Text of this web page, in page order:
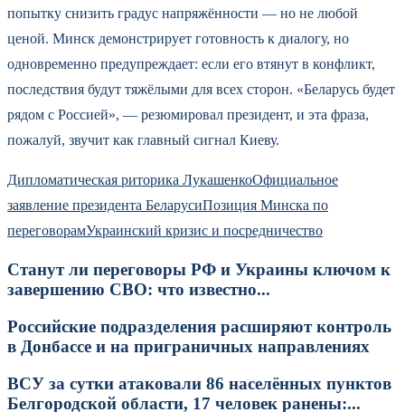
попытку снизить градус напряжённости — но не любой
ценой. Минск демонстрирует готовность к диалогу, но
одновременно предупреждает: если его втянут в конфликт,
последствия будут тяжёлыми для всех сторон. «Беларусь будет
рядом с Россией», — резюмировал президент, и эта фраза,
пожалуй, звучит как главный сигнал Киеву.
Дипломатическая риторика ЛукашенкоОфициальное
заявление президента БеларусиПозиция Минска по
переговорамУкраинский кризис и посредничество
Станут ли переговоры РФ и Украины ключом к
завершению СВО: что известно...
Российские подразделения расширяют контроль
в Донбассе и на приграничных направлениях
ВСУ за сутки атаковали 86 населённых пунктов
Белгородской области, 17 человек ранены:...